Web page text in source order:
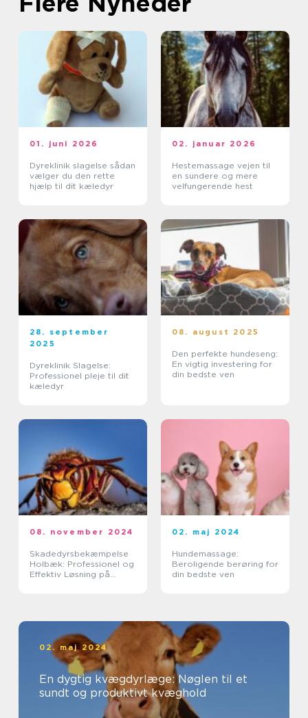
01. juni 2026
Dyreklinik slagelse sådan
vælger du den rette
hjælp til dit kæledyr
02. januar 2026
Hestemassage vejen til
en sundere og mere
velfungerende hest
28. september
2025
Dyreklinik Slagelse:
Professionel pleje til dit
kæledyr
08. august 2025
Den perfekte hundeseng:
En vigtig investering for
din bedste ven
08. november 2024
Skadedyrsbekæmpelse
Holbæk: Professionel og
Effektiv Løsning på
02. maj 2024
Hundemassage:
Beroligende berøring for
din bedste ven
02. maj 2024
En dygtig kvægdyrlæge: Nøglen til et
sundt og produktivt kvæghold